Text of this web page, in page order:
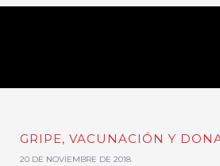
GRIPE, VACUNACIÓN Y
20 DE NOVIEMBRE DE 2018